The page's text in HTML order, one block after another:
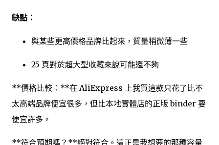
缺點：
與某些更高價格品牌比起來，質量稍微薄一些
25 頁對於超大型收藏來說可能還不夠
**價格比較：**在 AliExpress 上我買這款只花了比不
太高端品牌便宜很多，但比本地實體店的正版 binder 要
便宜許多。
**符合預期嗎？**絕對符合。這正是我想要的那種容量